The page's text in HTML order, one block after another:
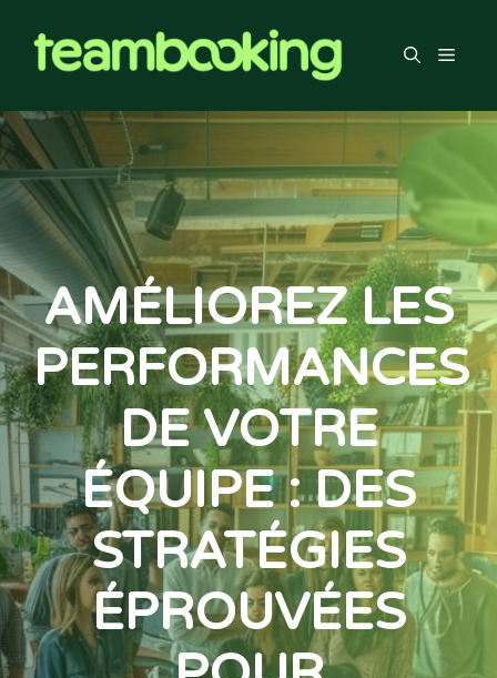
contenu
Menu
AMÉLIOREZ LES
PERFORMANCES
DE VOTRE
ÉQUIPE : DES
STRATÉGIES
ÉPROUVÉES